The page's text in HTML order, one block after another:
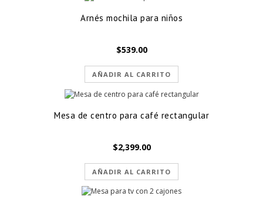
Arnés mochila para niños
$539.00
AÑADIR AL CARRITO
Mesa de centro para café rectangular
$2,399.00
AÑADIR AL CARRITO